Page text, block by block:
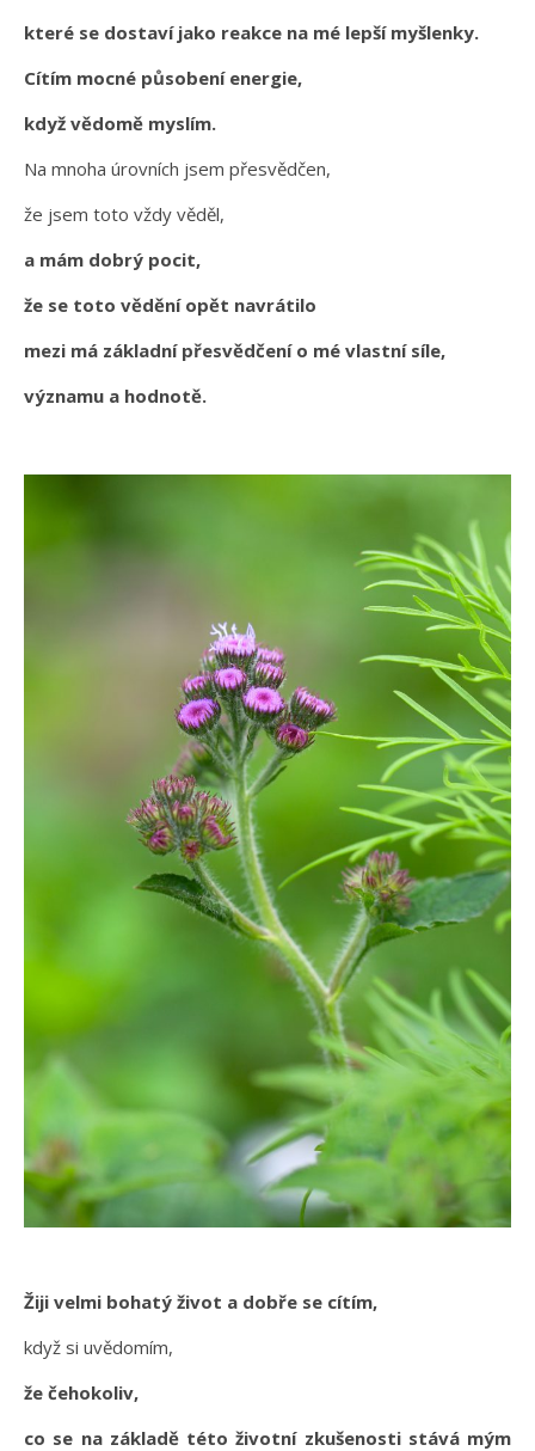
které se dostaví jako reakce na mé lepší myšlenky.
Cítím mocné působení energie,
když vědomě myslím.
Na mnoha úrovních jsem přesvědčen,
že jsem toto vždy věděl,
a mám dobrý pocit,
že se toto vědění opět navrátilo
mezi má základní přesvědčení o mé vlastní síle,
významu a hodnotě.
Žiji velmi bohatý život a dobře se cítím,
když si uvědomím,
že čehokoliv,
co se na základě této životní zkušenosti stává mým